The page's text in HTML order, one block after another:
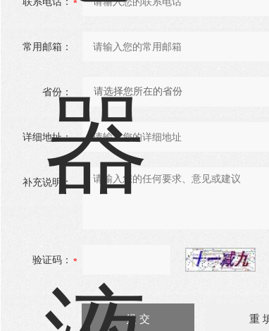
常用邮箱：
省份：
详细地址：
补充说明：
验证码：